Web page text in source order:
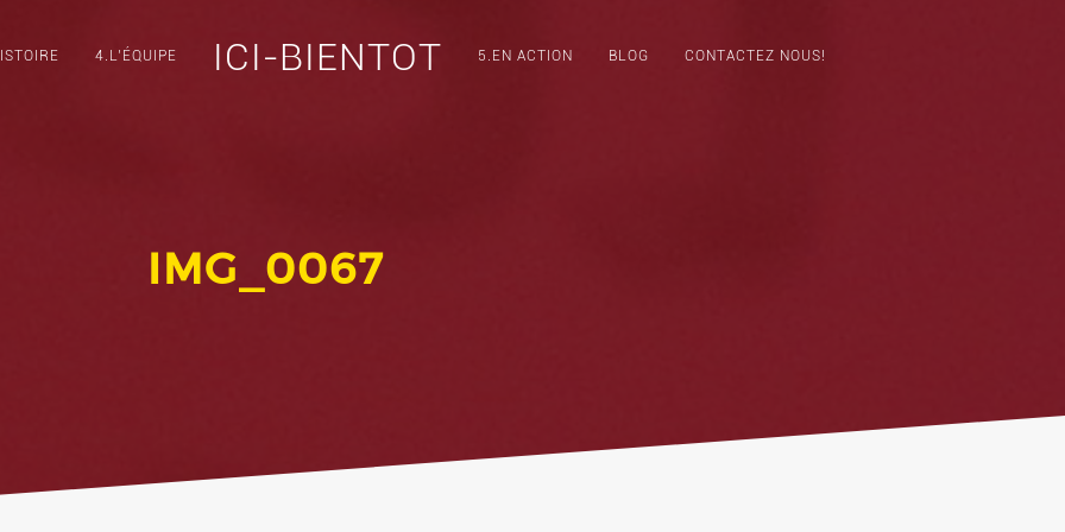
4.L’ÉQUIPE ICI-BIENTOT 5.EN ACTION BLOG CONTACTEZ NOUS!
IMG_0067